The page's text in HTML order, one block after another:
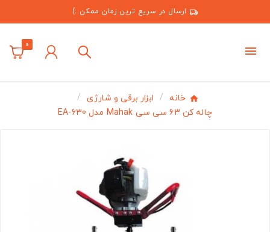
ارسال در سریع ترین زمان ممکن :)
0
خانه
ابزار برقی و شارژی
چاله کن 63 سی سی Mahak مدل EA-630